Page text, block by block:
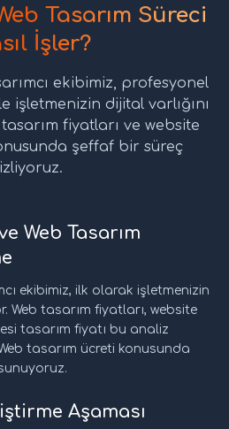
Tasarım Süreci
İşler?
ekibimiz, profesyonel
işletmenizin dijital varlığını
fiyatları ve website
şeffaf bir süreç
izliyoruz.
Web Tasarım
ekibimiz, ilk olarak işletmenizin
Web tasarım fiyatları, website
tasarım fiyatı bu analiz
tasarım ücreti konusunda
Aşaması